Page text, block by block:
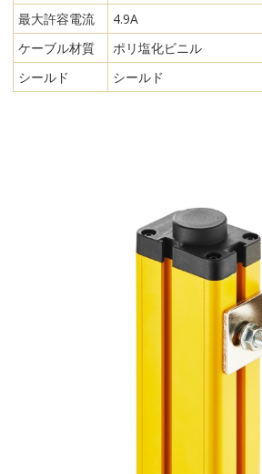
最大許容電流
4.9A
ケーブル材質
ポリ塩化ビニル
シールド
シールド